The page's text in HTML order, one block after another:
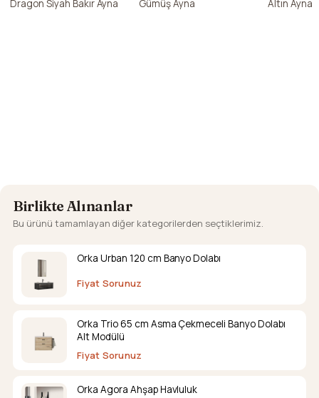
Dragon Siyah Bakır Ayna Gümüş Ayna Altın Ayna
Birlikte Alınanlar
Bu ürünü tamamlayan diğer kategorilerden seçtiklerimiz.
Orka Urban 120 cm Banyo Dolabı
Fiyat Sorunuz
Orka Trio 65 cm Asma Çekmeceli Banyo Dolabı
Alt Modülü
Fiyat Sorunuz
Orka Agora Ahşap Havluluk